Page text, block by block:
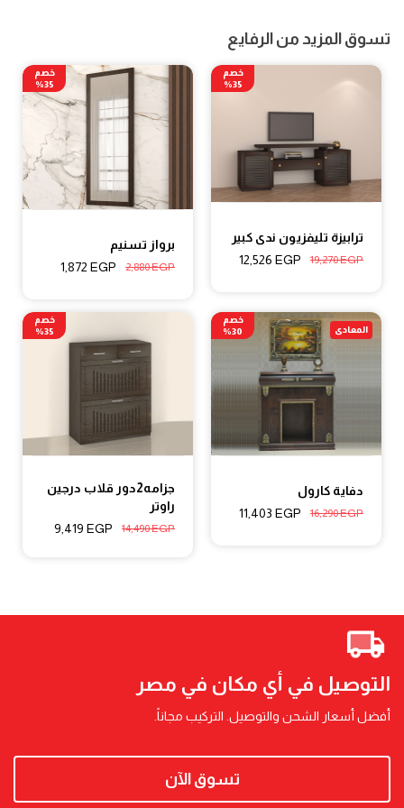
تسوق المزيد من الرفايع
ترابيزة تليفزيون ندى كبير
19,270EGP
12,526 EGP
خصم
35%
برواز تسنيم
2,880EGP
1,872 EGP
خصم
35%
دفاية كارول
16,290EGP
11,403 EGP
خصم
30%
المعادى
جزامه2دور قلاب درجين
راوتر
14,490EGP
9,419 EGP
خصم
35%
التوصيل في أي مكان في مصر
أفضل أسعار الشحن والتوصيل. التركيب مجاناً.
تسوق الآن